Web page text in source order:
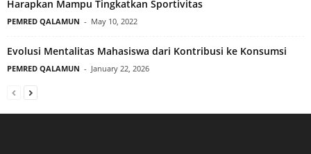
Harapkan Mampu Tingkatkan Sportivitas
PEMRED QALAMUN - May 10, 2022
Evolusi Mentalitas Mahasiswa dari Kontribusi ke Konsumsi
PEMRED QALAMUN - January 22, 2026